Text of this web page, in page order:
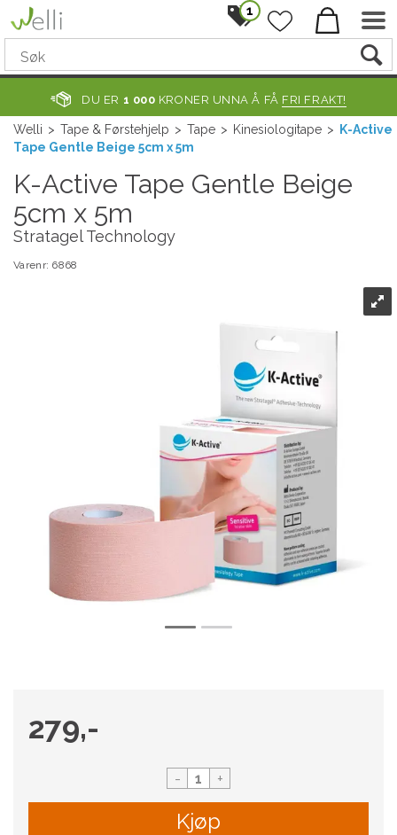
1
DU ER 1 000 KRONER UNNA Å FÅ FRI FRAKT!
Welli>Tape & Førstehjelp>Tape> Kinesiologitape> K-Active
Tape Gentle Beige 5cm x 5m
K-Active Tape Gentle Beige
5cm x 5m
Stratagel Technology
Varenr: 6868
279,-
- +
Kjøp